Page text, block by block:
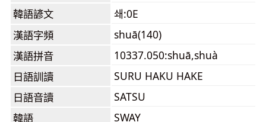
韓語諺文
쇄:0E
漢語字頻
shuā(140)
漢語拼音
10337.050:shuā,shuà
日語訓讀
SURU HAKU HAKE
日語音讀
SATSU
韓語
SWAY